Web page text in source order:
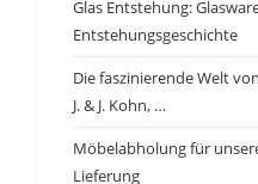
Glas Entstehung:
Entstehungsgeschichte
Die faszinierende Welt
J. & J. Kohn, …
Möbelabholung für
Lieferung